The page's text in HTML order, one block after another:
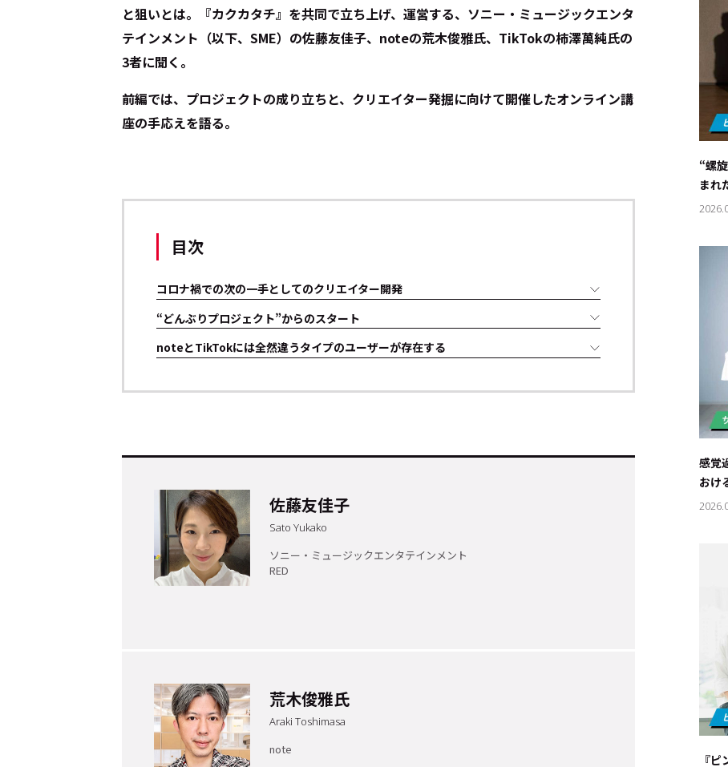
トップ Top
連載一覧 Series
キーワード
#エンタ
#サステ
と狙いとは。『カクカタチ』を共同で立ち上げ、運営する、ソニー・ミュージックエンタ
テインメント（以下、SME）の佐藤友佳子、noteの荒木俊雅氏、TikTokの柿澤萬純氏の
3者に聞く。
前編では、プロジェクトの成り立ちと、クリエイター発掘に向けて開催したオンライン講
座の手応えを語る。
目次
コロナ禍での次の一手としてのクリエイター開発
“どんぶりプロジェクト”からのスタート
noteとTikTokには全然違うタイプのユーザーが存在する
佐藤友佳子
Sato Yukako
ソニー・ミュージックエンタテインメント
RED
荒木俊雅氏
Araki Toshimasa
note
“螺
まれ
感覚
おけ
『